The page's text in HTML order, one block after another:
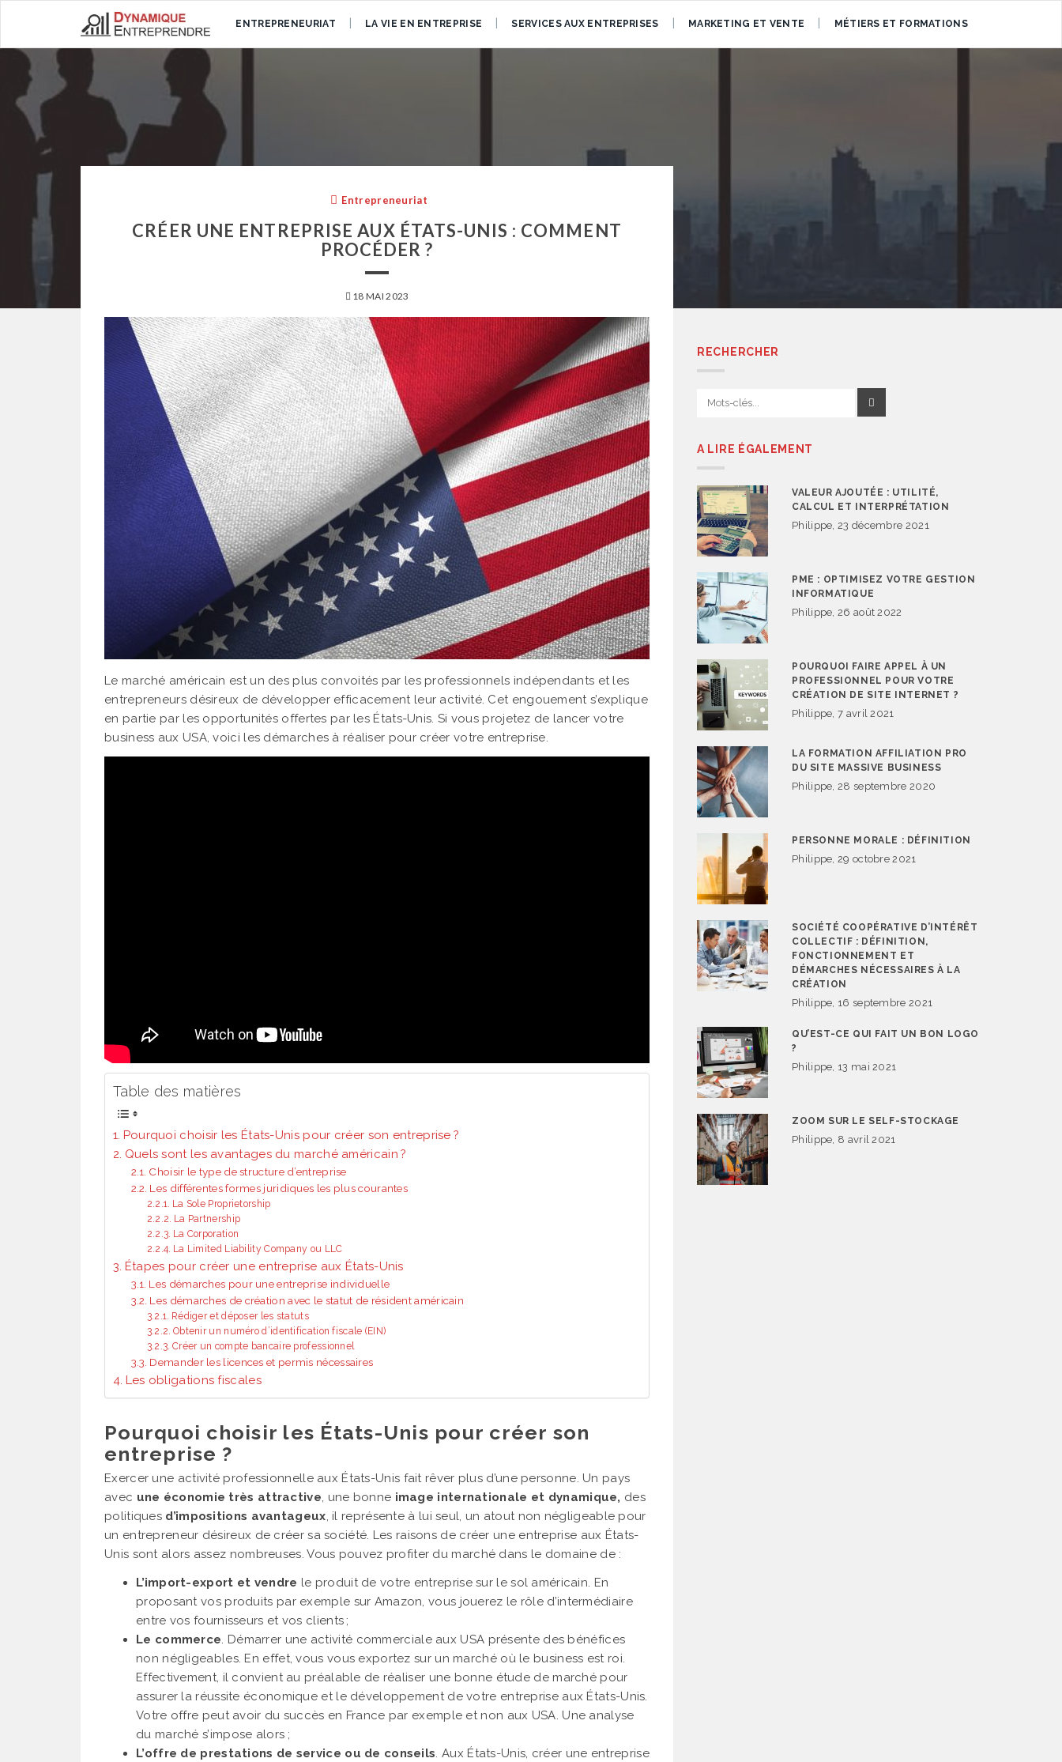
ENTREPRENEURIAT LA VIE EN ENTREPRISE SERVICES AUX ENTREPRISES MARKETING ET VENTE MÉTIERS ET FORMATIONS
Entrepreneuriat
CRÉER UNE ENTREPRISE AUX ÉTATS-UNIS : COMMENT
PROCÉDER ?
18 MAI 2023
Le marché américain est un des plus convoités par les professionnels indépendants et les
entrepreneurs désireux de développer efficacement leur activité. Cet engouement s’explique
en partie par les opportunités offertes par les États-Unis. Si vous projetez de lancer votre
business aux USA, voici les démarches à réaliser pour créer votre entreprise.
Table des matières
Pourquoi choisir les États-Unis pour créer son entreprise ?
Quels sont les avantages du marché américain ?
Choisir le type de structure d’entreprise
Les différentes formes juridiques les plus courantes
La Sole Proprietorship
La Partnership
La Corporation
La Limited Liability Company ou LLC
Étapes pour créer une entreprise aux États-Unis
Les démarches pour une entreprise individuelle
Les démarches de création avec le statut de résident américain
Rédiger et déposer les statuts
Obtenir un numéro d’identification fiscale (EIN)
Créer un compte bancaire professionnel
Demander les licences et permis nécessaires
Les obligations fiscales
Pourquoi choisir les États-Unis pour créer son
entreprise ?
Exercer une activité professionnelle aux États-Unis fait rêver plus d’une personne. Un pays
avec une économie très attractive, une bonne image internationale et dynamique, des
politiques d’impositions avantageux, il représente à lui seul, un atout non négligeable pour
un entrepreneur désireux de créer sa société. Les raisons de créer une entreprise aux États-
Unis sont alors assez nombreuses. Vous pouvez profiter du marché dans le domaine de :
L’import-export et vendre le produit de votre entreprise sur le sol américain. En
proposant vos produits par exemple sur Amazon, vous jouerez le rôle d’intermédiaire
entre vos fournisseurs et vos clients ;
Le commerce. Démarrer une activité commerciale aux USA présente des bénéfices
non négligeables. En effet, vous vous exportez sur un marché où le business est roi.
Effectivement, il convient au préalable de réaliser une bonne étude de marché pour
assurer la réussite économique et le développement de votre entreprise aux États-Unis.
Votre offre peut avoir du succès en France par exemple et non aux USA. Une analyse
du marché s’impose alors ;
L’offre de prestations de service ou de conseils. Aux États-Unis, créer une entreprise
RECHERCHER
A LIRE ÉGALEMENT
VALEUR AJOUTÉE : UTILITÉ,
CALCUL ET INTERPRÉTATION
Philippe, 23 décembre 2021
PME : OPTIMISEZ VOTRE GESTION
INFORMATIQUE
Philippe, 26 août 2022
POURQUOI FAIRE APPEL À UN
PROFESSIONNEL POUR VOTRE
CRÉATION DE SITE INTERNET ?
Philippe, 7 avril 2021
LA FORMATION AFFILIATION PRO
DU SITE MASSIVE BUSINESS
Philippe, 28 septembre 2020
PERSONNE MORALE : DÉFINITION
Philippe, 29 octobre 2021
SOCIÉTÉ COOPÉRATIVE D’INTÉRÊT
COLLECTIF : DÉFINITION,
FONCTIONNEMENT ET
DÉMARCHES NÉCESSAIRES À LA
CRÉATION
Philippe, 16 septembre 2021
QU’EST-CE QUI FAIT UN BON LOGO
?
Philippe, 13 mai 2021
ZOOM SUR LE SELF-STOCKAGE
Philippe, 8 avril 2021